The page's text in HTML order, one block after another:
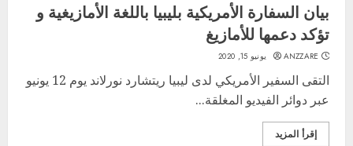
بيان السفارة الأمريكية بليبيا باللغة الأمازيغية و
تؤكد دعمها للأمازيغ
ANZZARE يونيو 15, 2020
التقى السفير الأمريكي لدى ليبيا ريتشارد نورلاند يوم 12 يونيو
عبر دوائر الفيديو المغلقة...
إقرأ المزيد